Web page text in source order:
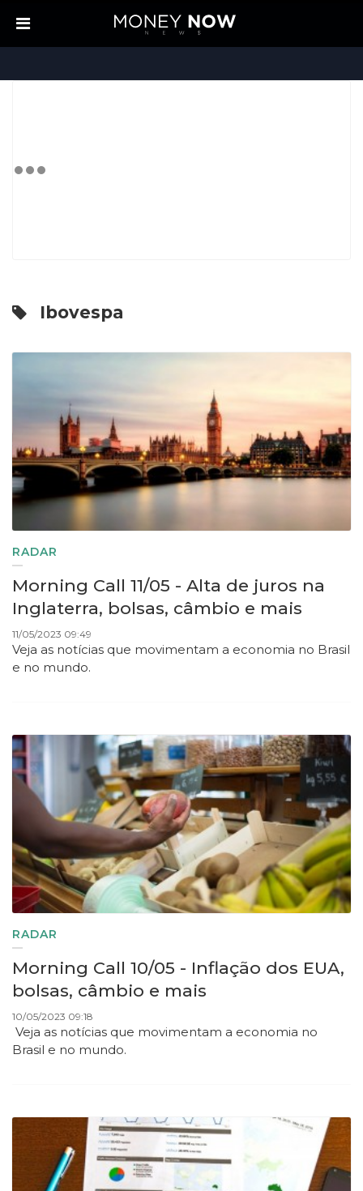
Ibovespa
RADAR
Morning Call 11/05 - Alta de juros na
Inglaterra, bolsas, câmbio e mais
11/05/2023 09:49
Veja as notícias que movimentam a economia no Brasil
e no mundo.
RADAR
Morning Call 10/05 - Inflação dos EUA,
bolsas, câmbio e mais
10/05/2023 09:18
Veja as notícias que movimentam a economia no
Brasil e no mundo.